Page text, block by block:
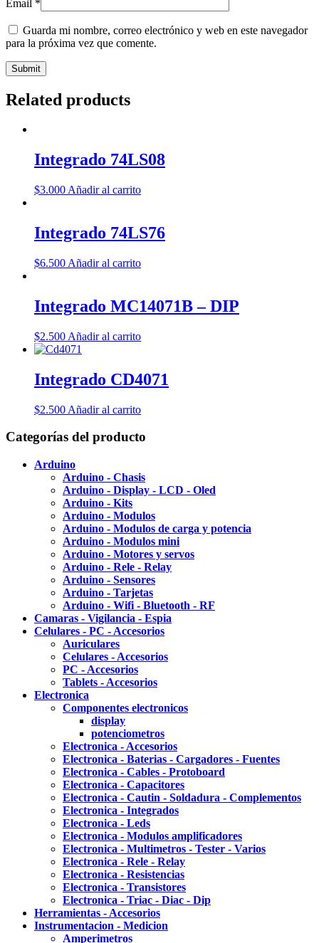
Email *
Guarda mi nombre, correo electrónico y web en este navegador
para la próxima vez que comente.
Related products
Integrado 74LS08
$3.000 Añadir al carrito
Integrado 74LS76
$6.500 Añadir al carrito
Integrado MC14071B – DIP
$2.500 Añadir al carrito
Integrado CD4071
$2.500 Añadir al carrito
Categorías del producto
Arduino
Arduino - Chasis
Arduino - Display - LCD - Oled
Arduino - Kits
Arduino - Modulos
Arduino - Modulos de carga y potencia
Arduino - Modulos mini
Arduino - Motores y servos
Arduino - Rele - Relay
Arduino - Sensores
Arduino - Tarjetas
Arduino - Wifi - Bluetooth - RF
Camaras - Vigilancia - Espia
Celulares - PC - Accesorios
Auriculares
Celulares - Accesorios
PC - Accesorios
Tablets - Accesorios
Electronica
Componentes electronicos
display
potenciometros
Electronica - Accesorios
Electronica - Baterias - Cargadores - Fuentes
Electronica - Cables - Protoboard
Electronica - Capacitores
Electronica - Cautin - Soldadura - Complementos
Electronica - Integrados
Electronica - Leds
Electronica - Modulos amplificadores
Electronica - Multimetros - Tester - Varios
Electronica - Rele - Relay
Electronica - Resistencias
Electronica - Transistores
Electronica - Triac - Diac - Dip
Herramientas - Accesorios
Instrumentacion - Medicion
Amperimetros